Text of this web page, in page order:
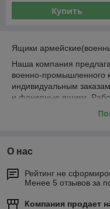
Купить
Ящики
Наша компания
военно-промышленного
индивидуальным
и фанерные ящики.
Отличие военных
Изготавливаемые нами
Военные ящики могут
фанеры. Изготавливаем
ГОСТами
О нас
Рейтинг не
Менее 5 отзывов за
Компания продает